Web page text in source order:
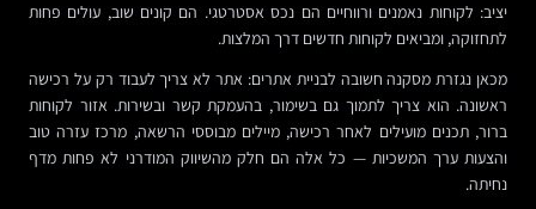
יציב: לקוחות נאמנים ורווחיים הם נכס אסטרטגי. הם קונים שוב, עולים פחות
לתחזוקה, ומביאים לקוחות חדשים דרך המלצות.
מכאן נגזרת מסקנה חשובה לבניית אתרים: אתר לא צריך לעבוד רק על רכישה
ראשונה. הוא צריך לתמוך גם בשימור, בהעמקת קשר ובשירות. אזור לקוחות
ברור, תכנים מועילים לאחר רכישה, מיילים מבוססי הרשאה, מרכז עזרה טוב
והצעות ערך המשכיות — כל אלה הם חלק מהשיווק המודרני לא פחות מדף
נחיתה.